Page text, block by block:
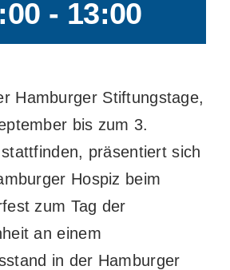
- 13:00
Hamburger Stiftungstage,
bis zum 3.
präsentiert sich
Hospiz beim
zum Tag der
an einem
in der Hamburger